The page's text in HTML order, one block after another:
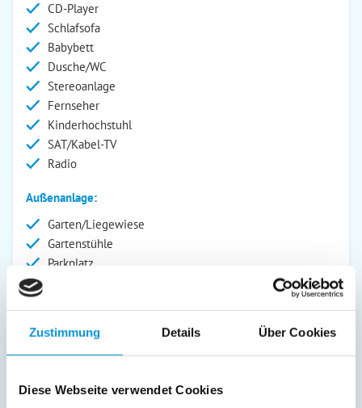
Zustimmung Details Über Cookies
Diese Webseite verwendet Cookies
CD-Player
Schlafsofa
Babybett
Dusche/WC
Stereoanlage
Fernseher
Kinderhochstuhl
SAT/Kabel-TV
Radio
Außenanlage:
Garten/Liegewiese
Gartenstühle
Parkplatz
Service:
Bollerwagen
Verpflegung: